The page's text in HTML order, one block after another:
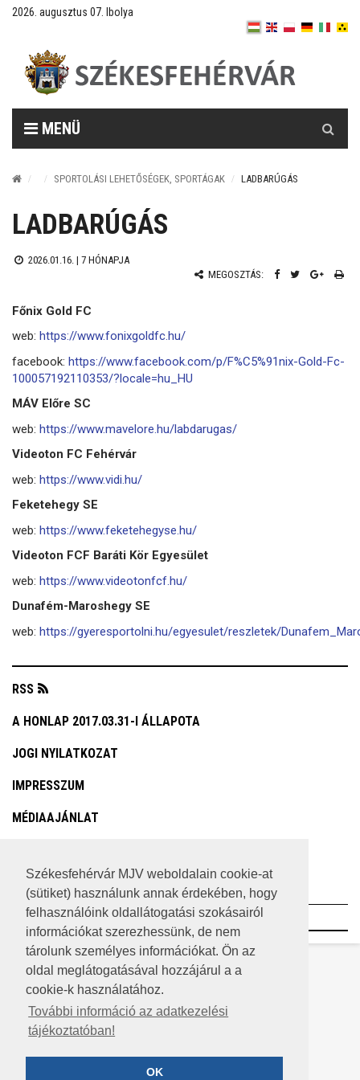
Székesfehérvár MJV weboldalain cookie-at
(sütiket) használunk annak érdekében, hogy
felhasználóink oldallátogatási szokásairól
információkat szerezhessünk, de nem
tárolunk személyes információkat. Ön az
oldal meglátogatásával hozzájárul a a
cookie-k használatához.
További információ az adatkezelési
tájékoztatóban!
OK
2026. augusztus 07. Ibolya
MENÜ
SPORTOLÁSI LEHETŐSÉGEK, SPORTÁGAK LADBARÚGÁS
LADBARÚGÁS
2026.01.16. | 7 HÓNAPJA
MEGOSZTÁS:
Főnix Gold FC
web: https://www.fonixgoldfc.hu/
facebook: https://www.facebook.com/p/F%C5%91nix-Gold-Fc-
100057192110353/?locale=hu_HU
MÁV Előre SC
web: https://www.mavelore.hu/labdarugas/
Videoton FC Fehérvár
web: https://www.vidi.hu/
Feketehegy SE
web: https://www.feketehegyse.hu/
Videoton FCF Baráti Kör Egyesület
web: https://www.videotonfcf.hu/
Dunafém-Maroshegy SE
web: https://gyeresportolni.hu/egyesulet/reszletek/
RSS
A HONLAP 2017.03.31-I ÁLLAPOTA
JOGI NYILATKOZAT
IMPRESSZUM
MÉDIAAJÁNLAT
ADATVÉDELEM
©2023 SZÉKESFEHÉRVÁR MEGYEI JOGÚ VÁROS